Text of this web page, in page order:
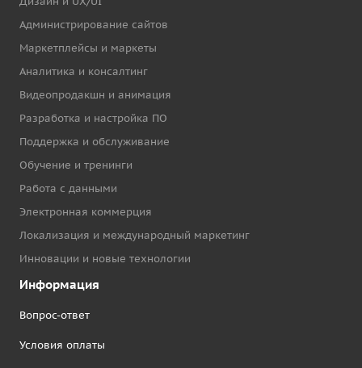
Администрирование сайтов
Маркетплейсы и маркеты
Аналитика и консалтинг
Видеопродакшн и анимация
Разработка и настройка ПО
Поддержка и обслуживание
Обучение и тренинги
Работа с данными
Электронная коммерция
Локализация и международный маркетинг
Инновации и новые технологии
Информация
Вопрос-ответ
Условия оплаты